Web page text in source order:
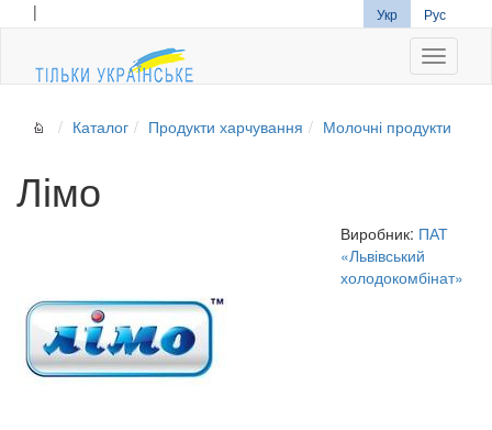
| Укр Рус
Каталог Продукти харчування Молочні продукти
Лімо
Виробник: ПАТ
«Львівський
холодокомбінат»